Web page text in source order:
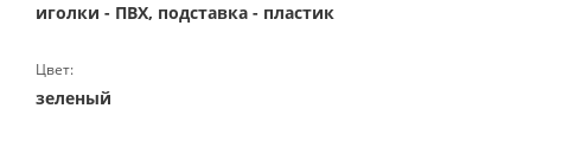
иголки - ПВХ, подставка - пластик
Цвет:
зеленый